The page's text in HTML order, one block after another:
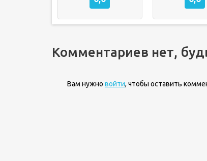
Комментариев нет,
Вам нужно войти, чтобы оставить